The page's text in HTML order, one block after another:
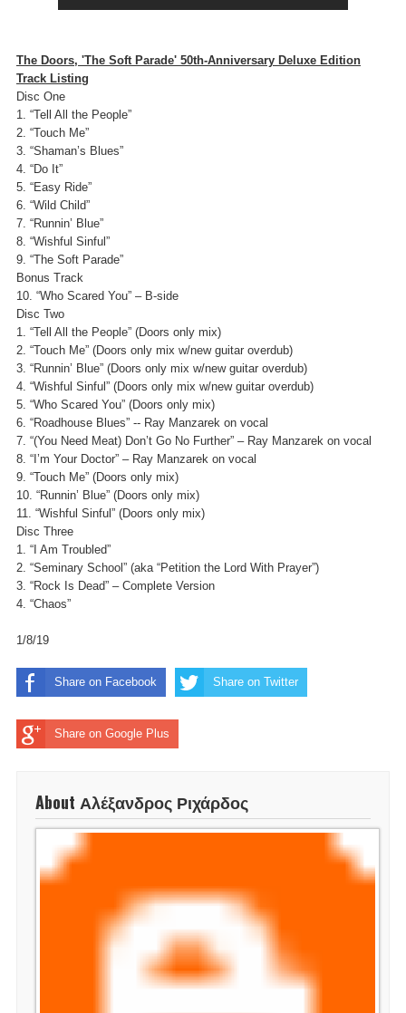
The Doors, 'The Soft Parade' 50th-Anniversary Deluxe Edition
Track Listing
Disc One
1. “Tell All the People”
2. “Touch Me”
3. “Shaman’s Blues”
4. “Do It”
5. “Easy Ride”
6. “Wild Child”
7. “Runnin’ Blue”
8. “Wishful Sinful”
9. “The Soft Parade”
Bonus Track
10. “Who Scared You” – B-side
Disc Two
1. “Tell All the People” (Doors only mix)
2. “Touch Me” (Doors only mix w/new guitar overdub)
3. “Runnin’ Blue” (Doors only mix w/new guitar overdub)
4. “Wishful Sinful” (Doors only mix w/new guitar overdub)
5. “Who Scared You” (Doors only mix)
6. “Roadhouse Blues” -- Ray Manzarek on vocal
7. “(You Need Meat) Don’t Go No Further” – Ray Manzarek on vocal
8. “I’m Your Doctor” – Ray Manzarek on vocal
9. “Touch Me” (Doors only mix)
10. “Runnin’ Blue” (Doors only mix)
11. “Wishful Sinful” (Doors only mix)
Disc Three
1. “I Am Troubled”
2. “Seminary School” (aka “Petition the Lord With Prayer”)
3. “Rock Is Dead” – Complete Version
4. “Chaos”
1/8/19
Share on Facebook Share on Twitter
Share on Google Plus
About Αλέξανδρος Ριχάρδος